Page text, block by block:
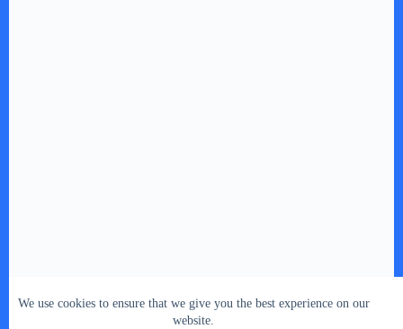
We use cookies to ensure that we give you the best experience on our
website.